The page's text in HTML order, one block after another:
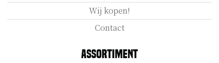
Wij kopen!
Contact
Assortiment